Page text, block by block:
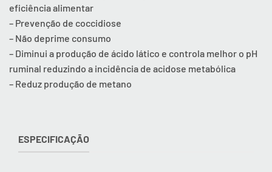
eficiência alimentar
– Prevenção de coccidiose
– Não deprime consumo
– Diminui a produção de ácido lático e controla melhor o pH
ruminal reduzindo a incidência de acidose metabólica
– Reduz produção de metano
ESPECIFICAÇÃO